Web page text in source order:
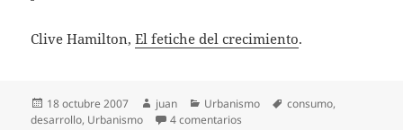
Clive Hamilton,El fetiche del crecimiento.
Publicado
el
18 octubre 2007 Autor
juan Categorías
Urbanismo Etiquetas
consumo,
desarrollo, Urbanismo 4 comentarios